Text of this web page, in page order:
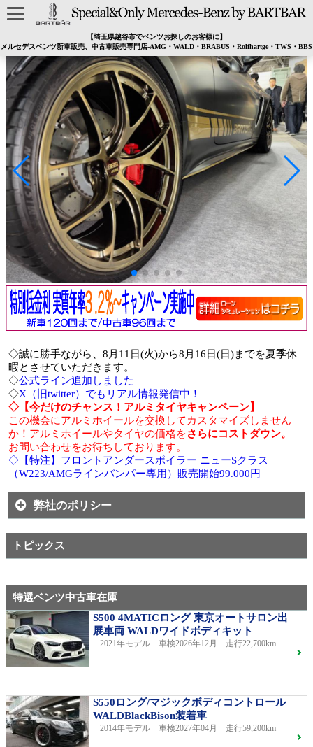
【埼玉県越谷市でベンツお探しのお客様に】
メルセデスベンツ新車販売、中古車販売専門店-AMG・WALD・BRABUS・Rolfhartge・TWS・BBS
◇誠に勝手ながら、8月11日(火)から8月16日(日)までを夏季休
暇とさせていただきます。
◇公式ライン追加しました
◇X（旧twitter）でもリアル情報発信中！
◇【今だけのチャンス！アルミタイヤキャンペーン】
この機会にアルミホイールを交換してカスタマイズしません
か！アルミホイールやタイヤの価格をさらにコストダウン。
お問い合わせをお待ちしております。
◇【特注】フロントアンダースポイラー ニューSクラス
（W223/AMGラインバンパー専用）販売開始99.000円
弊社のポリシー
トピックス
特選ベンツ中古車在庫
S500 4MATICロング 東京オートサロン出
展車両 WALDワイドボディキット
2021年モデル 車検2026年12月 走行22,700km
S550ロング/マジックボディコントロール
WALDBlackBison装着車
2014年モデル 車検2027年04月 走行59,200km